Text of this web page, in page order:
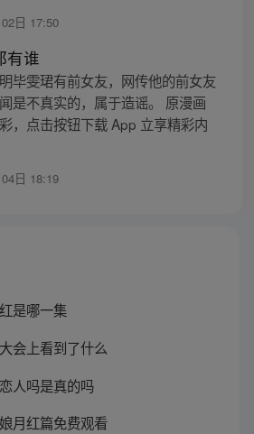
日 17:50
有谁
毕雯珺有前女友，网传他的前女友
是不真实的，属于造谣。 原漫画
，点击按钮下载 App 立享精彩内
日 18:19
是哪一集
会上看到了什么
人吗是真的吗
月红篇免费观看